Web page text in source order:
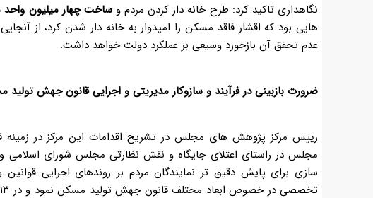
نگاهداری تاکید کرد: طرح خانه دار کردن مردم وساخت چهار میلیون
هایی بود که اقشار فاقد مسکن را امیدوار به خانه دار شدن کرد، از
عدم تحقق آن بازخورد وسیعی بر عملکرد دولت خواهد داشت.
ضرورت بازبینی در فرآیند و سازوکار مدیریتی و اجرایی قانون جهش
رییس مرکز پژوهش های مجلس در تشریح اقدامات این مرکز در
مجلس در راستای اعتلای جایگاه و نقش نظارتی مجلس شورای اسلامی
سازی برای پایش دقیق تر نمایندگان مردم بر روندهای اجرایی